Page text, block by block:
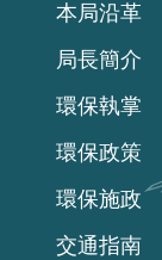
本局沿革
局長簡介
環保執掌
環保政策
環保施政
交通指南